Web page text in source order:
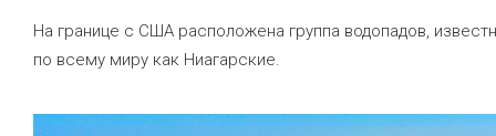
На границе с США расположена группа водопадов,
по всему миру как Ниагарские.